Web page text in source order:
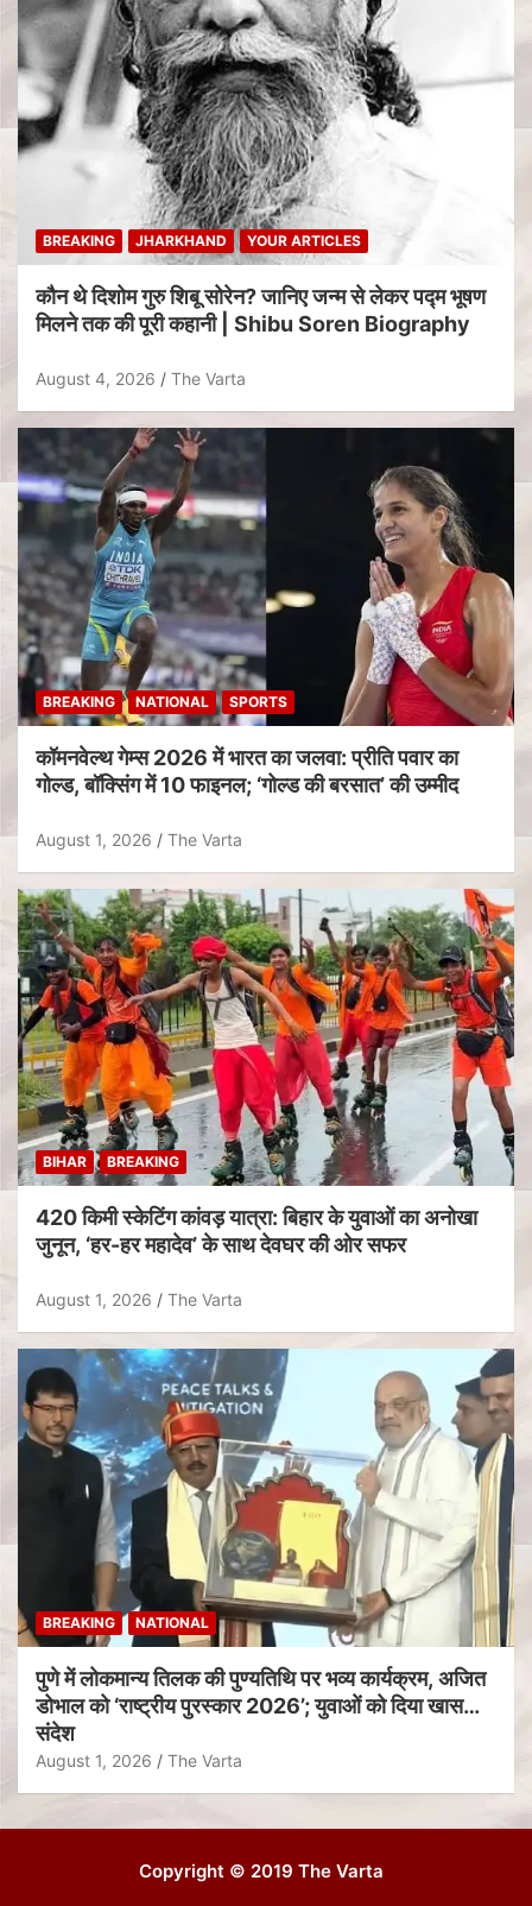
BREAKING JHARKHAND YOUR ARTICLES
कौन थे दिशोम गुरु शिबू सोरेन? जानिए जन्म से लेकर पद्म भूषण
मिलने तक की पूरी कहानी | Shibu Soren Biography
August 4, 2026 The Varta
BREAKING NATIONAL SPORTS
कॉमनवेल्थ गेम्स 2026 में भारत का जलवा: प्रीति पवार का
गोल्ड, बॉक्सिंग में 10 फाइनल; ‘गोल्ड की बरसात’ की उम्मीद
August 1, 2026 The Varta
BIHAR BREAKING
420 किमी स्केटिंग कांवड़ यात्रा: बिहार के युवाओं का अनोखा
जुनून, ‘हर-हर महादेव’ के साथ देवघर की ओर सफर
August 1, 2026 The Varta
BREAKING NATIONAL
पुणे में लोकमान्य तिलक की पुण्यतिथि पर भव्य कार्यक्रम, अजित
डोभाल को ‘राष्ट्रीय पुरस्कार 2026’; युवाओं को दिया खास
संदेश
August 1, 2026 The Varta
Copyright © 2019 The Varta